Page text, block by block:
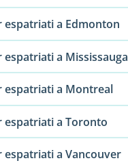
espatriati a Edmonton
espatriati a Mississauga
espatriati a Montreal
espatriati a Toronto
espatriati a Vancouver